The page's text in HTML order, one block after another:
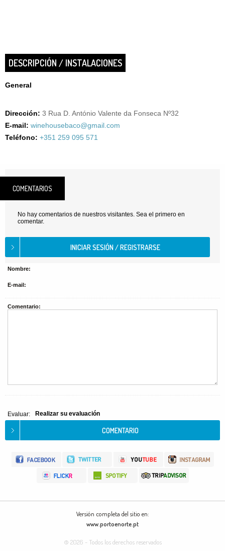
DESCRIPCIÓN / INSTALACIONES
General
Dirección: 3 Rua D. António Valente da Fonseca Nº32
E-mail: winehousebaco@gmail.com
Teléfono: +351 259 095 571
COMENTARIOS
No hay comentarios de nuestros visitantes. Sea el primero en
comentar.
Nombre:
E-mail:
Comentario:
Evaluar: Realizar su evaluación
Versión completa del sitio en:
www.portoenorte.pt
© 2026 - Todos los derechos reservados